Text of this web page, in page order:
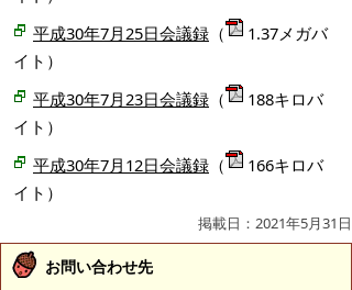
平成30年7月25日会議録 （
1.37メガバ
イト）
平成30年7月23日会議録 （
188キロバ
イト）
平成30年7月12日会議録 （
166キロバ
イト）
掲載日：2021年5月31日
お問い合わせ先